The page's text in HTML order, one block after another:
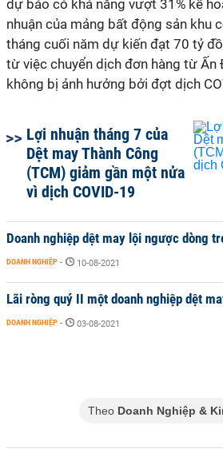
dự báo có khả năng vượt 31% kế
nhuận của mảng bất động sản khu
tháng cuối năm dự kiến đạt 70 tỷ
từ việc chuyển dịch đơn hàng từ Ấn
không bị ảnh hưởng bởi đợt dịch
Lợi nhuận tháng 7 của
Dệt may Thành Công
(TCM) giảm gần một nửa
vì dịch COVID-19
Doanh nghiệp dệt may lội ngược dòng
DOANH NGHIỆP - 10-08-2021
Lãi ròng quý II một doanh nghiệp dệt
DOANH NGHIỆP - 03-08-2021
Theo Doanh Nghiệp &